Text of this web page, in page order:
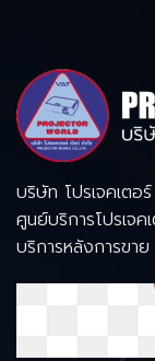
บริษัท โปรเจคเตอ
ศูนย์บริการโปรเจ
บริการหลังการขา